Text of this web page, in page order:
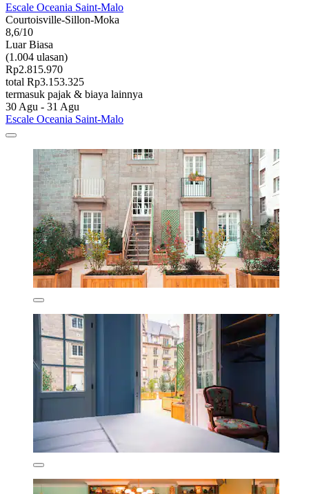
Escale Oceania Saint-Malo
Courtoisville-Sillon-Moka
8,6/10
Luar Biasa
(1.004 ulasan)
Rp2.815.970
total Rp3.153.325
termasuk pajak & biaya lainnya
30 Agu - 31 Agu
Escale Oceania Saint-Malo